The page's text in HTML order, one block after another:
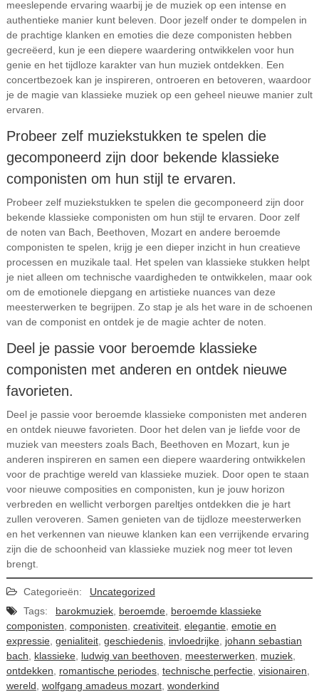
meeslepende ervaring waarbij je de muziek op een intense en
authentieke manier kunt beleven. Door jezelf onder te dompelen in
de prachtige klanken en emoties die deze componisten hebben
gecreëerd, kun je een diepere waardering ontwikkelen voor hun
genie en het tijdloze karakter van hun muziek ontdekken. Een
concertbezoek kan je inspireren, ontroeren en betoveren, waardoor
je de magie van klassieke muziek op een geheel nieuwe manier zult
ervaren.
Probeer zelf muziekstukken te spelen die
gecomponeerd zijn door bekende klassieke
componisten om hun stijl te ervaren.
Probeer zelf muziekstukken te spelen die gecomponeerd zijn door
bekende klassieke componisten om hun stijl te ervaren. Door zelf
de noten van Bach, Beethoven, Mozart en andere beroemde
componisten te spelen, krijg je een dieper inzicht in hun creatieve
processen en muzikale taal. Het spelen van klassieke stukken helpt
je niet alleen om technische vaardigheden te ontwikkelen, maar ook
om de emotionele diepgang en artistieke nuances van deze
meesterwerken te begrijpen. Zo stap je als het ware in de schoenen
van de componist en ontdek je de magie achter de noten.
Deel je passie voor beroemde klassieke
componisten met anderen en ontdek nieuwe
favorieten.
Deel je passie voor beroemde klassieke componisten met anderen
en ontdek nieuwe favorieten. Door het delen van je liefde voor de
muziek van meesters zoals Bach, Beethoven en Mozart, kun je
anderen inspireren en samen een diepere waardering ontwikkelen
voor de prachtige wereld van klassieke muziek. Door open te staan
voor nieuwe composities en componisten, kun je jouw horizon
verbreden en wellicht verborgen pareltjes ontdekken die je hart
zullen veroveren. Samen genieten van de tijdloze meesterwerken
en het verkennen van nieuwe klanken kan een verrijkende ervaring
zijn die de schoonheid van klassieke muziek nog meer tot leven
brengt.
Categorieën:
Uncategorized
Tags:
barokmuziek, beroemde, beroemde klassieke
componisten componisten creativiteit, elegantie, emotie en
expressie, genialiteit, geschiedenis, invloedrijke, johann sebastian
bach
klassieke, ludwig van beethoven meesterwerken muziek,
ontdekken
romantische periodes, technische perfectie, visionairen
wereld wolfgang amadeus mozart, wonderkind